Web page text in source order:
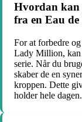
Hvordan kan
fra en Eau
For at forbedre
Lady Million, kan
serie. Når du
skaber de en
kroppen. Dette
holder hele dagen.